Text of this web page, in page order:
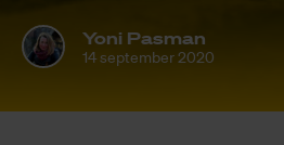
Yoni Pasman
14 september 2020